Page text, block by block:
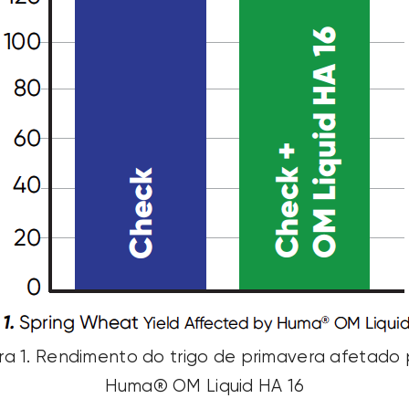
1. Rendimento do trigo de primavera afetado
Huma® OM Liquid HA 16